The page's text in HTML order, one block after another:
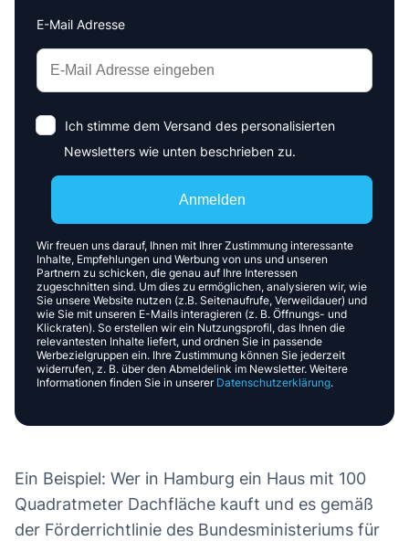
E-Mail Adresse
Interests
Amount
Anmelden
Ich stimme dem Versand des personalisierten
Newsletters wie unten beschrieben zu.
Wir freuen uns darauf, Ihnen mit Ihrer Zustimmung interessante
Inhalte, Empfehlungen und Werbung von uns und unseren
Partnern zu schicken, die genau auf Ihre Interessen
zugeschnitten sind. Um dies zu ermöglichen, analysieren wir, wie
Sie unsere Website nutzen (z.B. Seitenaufrufe, Verweildauer) und
wie Sie mit unseren E-Mails interagieren (z. B. Öffnungs- und
Klickraten). So erstellen wir ein Nutzungsprofil, das Ihnen die
relevantesten Inhalte liefert, und ordnen Sie in passende
Werbezielgruppen ein. Ihre Zustimmung können Sie jederzeit
widerrufen, z. B. über den Abmeldelink im Newsletter. Weitere
Informationen finden Sie in unserer Datenschutzerklärung.
Ein Beispiel: Wer in Hamburg ein Haus mit 100
Quadratmeter Dachfläche kauft und es gemäß
der Förderrichtlinie des Bundesministeriums für